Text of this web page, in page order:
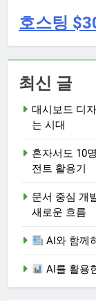
호스팅
최신 글
대시보드 디
는 시대
혼자서도 10
전트 활용기
문서 중심 개
새로운 흐름
AI와 함께
AI를 활용